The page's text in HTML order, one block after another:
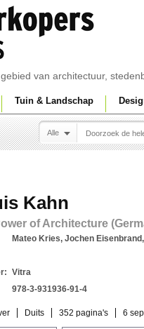
van architectuur,
Tuin & Landschap
Alle
Kahn
of Architecture
Mateo Kries, Jochen
Vitra
978-3-931936-91-4
Duits 352 pagina's 6